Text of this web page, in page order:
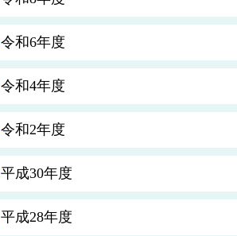
令和6年度
令和4年度
令和2年度
平成30年度
平成28年度